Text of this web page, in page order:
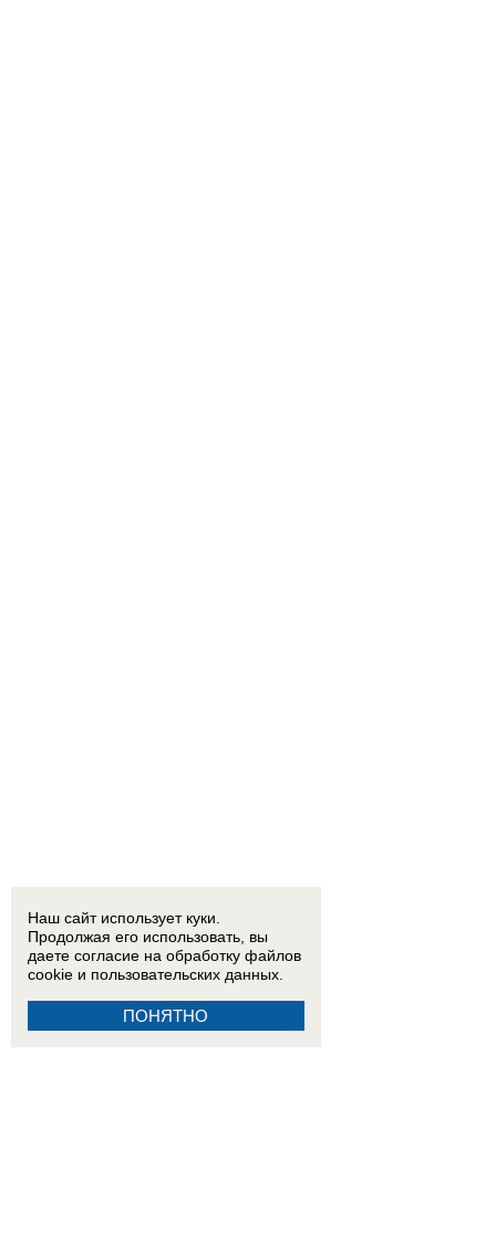
Наш сайт использует куки.
Продолжая его использовать, вы
даете согласие на обработку файлов
cookie и пользовательских данных.
ПОНЯТНО